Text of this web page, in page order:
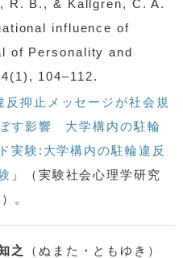
R. B., & Kallgren, C. A.
influence of
of Personality and
104–112.
反抑止メッセージが社会規
す影響 大学構内の駐輪
実験:大学構内の駐輪違反
」（実験社会心理学研究
。
之
（ぬまた・ともゆき）